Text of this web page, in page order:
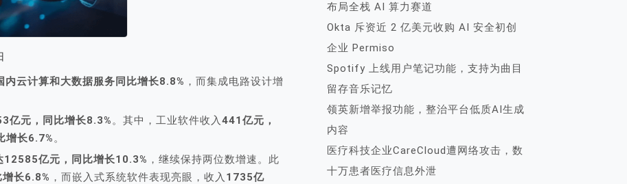
内云计算和大数据服务同比增长8.8% ，而集成电路设计增
亿元，同比增长8.3%。其中，工业软件收入441亿元，
增长6.7%。
12585亿元，同比增长10.3% ，继续保持两位数增速。此
长6.8% ，而嵌入式系统软件表现亮眼，收入 1735亿
布局全栈 AI 算力赛道
Okta 斥资近 2 亿美元收购 AI 安全初创
企业 Permiso
Spotify 上线用户笔记功能，支持为曲目
留存音乐记忆
领英新增举报功能，整治平台低质AI生成
内容
医疗科技企业CareCloud遭网络攻击，数
十万患者医疗信息外泄